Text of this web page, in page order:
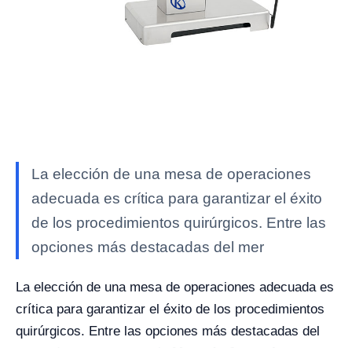
La elección de una mesa de operaciones
adecuada es crítica para garantizar el éxito
de los procedimientos quirúrgicos. Entre las
opciones más destacadas del mer
La elección de una mesa de operaciones adecuada es
crítica para garantizar el éxito de los procedimientos
quirúrgicos. Entre las opciones más destacadas del